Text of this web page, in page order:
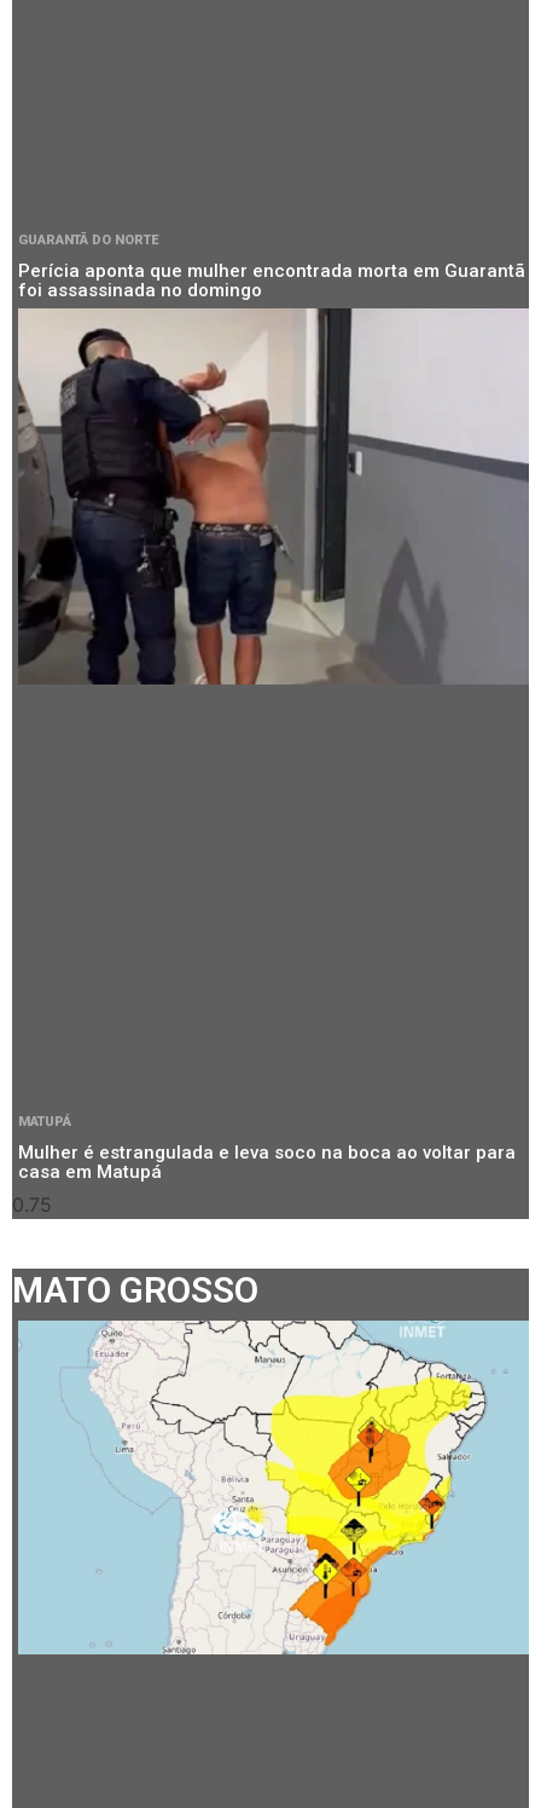
GUARANTÃ DO NORTE
Perícia aponta que mulher encontrada morta em Guarantã
foi assassinada no domingo
MATUPÁ
Mulher é estrangulada e leva soco na boca ao voltar para
casa em Matupá
MATO GROSSO